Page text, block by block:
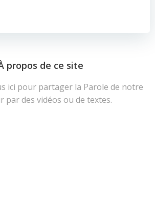
propos de ce site
ici pour partager la Parole de notre
par des vidéos ou de textes.